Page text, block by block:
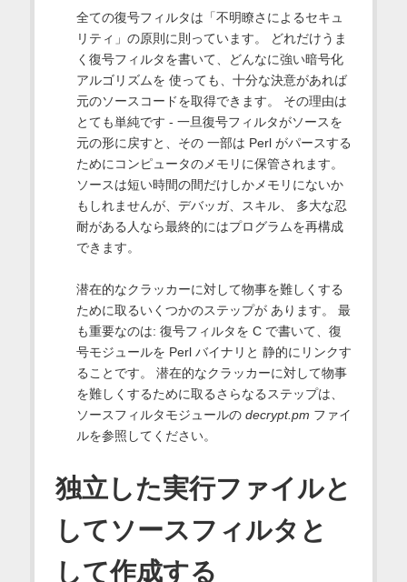
全ての復号フィルタは「不明瞭さによるセキュ
リティ」の原則に則っています。 どれだけうま
く復号フィルタを書いて、どんなに強い暗号化
アルゴリズムを 使っても、十分な決意があれば
元のソースコードを取得できます。 その理由は
とても単純です - 一旦復号フィルタがソースを
元の形に戻すと、その 一部は Perl がパースする
ためにコンピュータのメモリに保管されます。
ソースは短い時間の間だけしかメモリにないか
もしれませんが、デバッガ、スキル、 多大な忍
耐がある人なら最終的にはプログラムを再構成
できます。
潜在的なクラッカーに対して物事を難しくする
ために取るいくつかのステップが あります。 最
も重要なのは: 復号フィルタを C で書いて、復
号モジュールを Perl バイナリと 静的にリンクす
ることです。 潜在的なクラッカーに対して物事
を難しくするために取るさらなるステップは、
ソースフィルタモジュールの decrypt.pm ファイ
ルを参照してください。
独立した実行ファイルと
してソースフィルタと
して作成する